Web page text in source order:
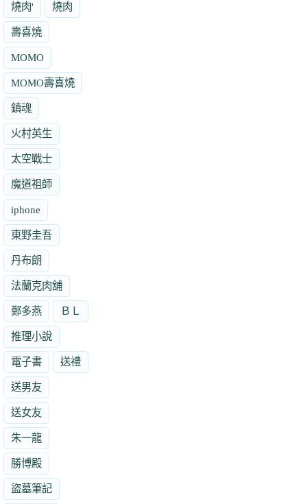
燒肉' 燒肉
壽喜燒
MOMO
MOMO壽喜燒
鎮魂
火村英生
太空戰士
魔道祖師
iphone
東野圭吾
丹布朗
法蘭克肉舖
鄭多燕 ＢＬ
推理小說
電子書 送禮
送男友
送女友
朱一龍
勝博殿
盜墓筆記